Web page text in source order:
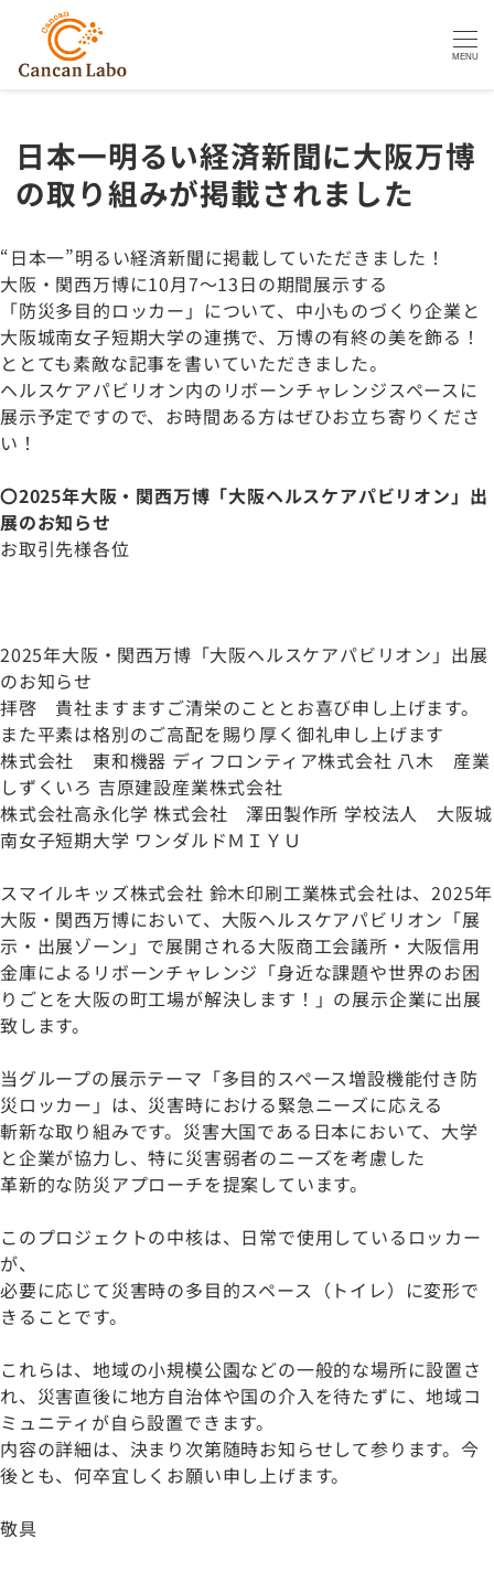
MENU
日本一明るい経済新聞に大阪万博
の取り組みが掲載されました
“日本一”明るい経済新聞に掲載していただきました！
大阪・関西万博に10月7～13日の期間展示する
「防災多目的ロッカー」について、中小ものづくり企業と
大阪城南女子短期大学の連携で、万博の有終の美を飾る！
ととても素敵な記事を書いていただきました。
ヘルスケアパビリオン内のリボーンチャレンジスペースに
展示予定ですので、お時間ある方はぜひお立ち寄りくださ
い！
〇2025年大阪・関西万博「大阪ヘルスケアパビリオン」出
展のお知らせ
お取引先様各位
2025年大阪・関西万博「大阪ヘルスケアパビリオン」出展
のお知らせ
拝啓 貴社ますますご清栄のこととお喜び申し上げます。
また平素は格別のご高配を賜り厚く御礼申し上げます
株式会社 東和機器 ディフロンティア株式会社 八木 産業
しずくいろ 吉原建設産業株式会社
株式会社高永化学 株式会社 澤田製作所 学校法人 大阪城
南女子短期大学 ワンダルドＭＩＹＵ
スマイルキッズ株式会社 鈴木印刷工業株式会社は、2025年
大阪・関西万博において、大阪ヘルスケアパビリオン「展
示・出展ゾーン」で展開される大阪商工会議所・大阪信用
金庫によるリボーンチャレンジ「身近な課題や世界のお困
りごとを大阪の町工場が解決します！」の展示企業に出展
致します。
当グループの展示テーマ「多目的スペース増設機能付き防
災ロッカー」は、災害時における緊急ニーズに応える
斬新な取り組みです。災害大国である日本において、大学
と企業が協力し、特に災害弱者のニーズを考慮した
革新的な防災アプローチを提案しています。
このプロジェクトの中核は、日常で使用しているロッカー
が、
必要に応じて災害時の多目的スペース（トイレ）に変形で
きることです。
これらは、地域の小規模公園などの一般的な場所に設置さ
れ、災害直後に地方自治体や国の介入を待たずに、地域コ
ミュニティが自ら設置できます。
内容の詳細は、決まり次第随時お知らせして参ります。今
後とも、何卒宜しくお願い申し上げます。
敬具